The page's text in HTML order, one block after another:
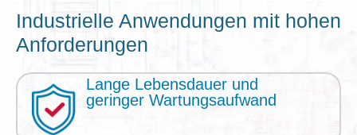
Industrielle Anwendungen mit hohen
Anforderungen
Lange Lebensdauer und
geringer Wartungsaufwand